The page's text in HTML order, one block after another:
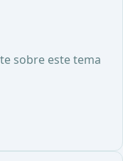
sobre este tema